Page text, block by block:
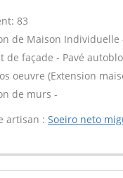
83
de Maison Individuelle
de façade - Pavé
oeuvre (Extension
de murs -
artisan : Soeiro neto